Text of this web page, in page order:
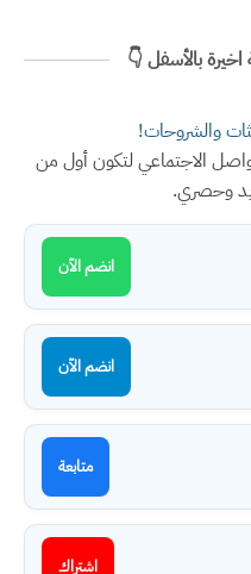
بالأسفل 👇
والشروحات!
الاجتماعي لتكون أول من
وحصري.
انضم الآن
انضم الآن
متابعة
اشتراك